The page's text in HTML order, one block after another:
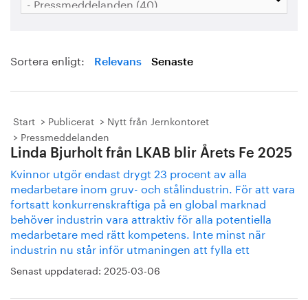
Sortera enligt: Relevans Senaste
Start Publicerat
Nytt från Jernkontoret
Pressmeddelanden
Linda Bjurholt från LKAB blir Årets Fe 2025
Kvinnor utgör endast drygt 23 procent av alla
medarbetare inom gruv- och stålindustrin. För att vara
fortsatt konkurrenskraftiga på en global marknad
behöver industrin vara attraktiv för alla potentiella
medarbetare med rätt kompetens. Inte minst när
industrin nu står inför utmaningen att fylla ett
Senast uppdaterad: 2025-03-06